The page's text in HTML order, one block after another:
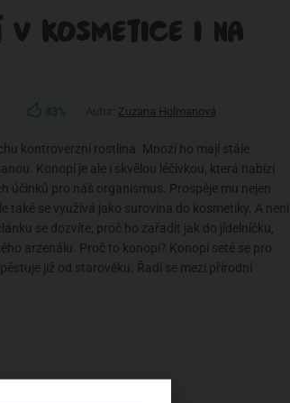
V KOSMETICE I NA
83% Zuzana Holmanová
kontroverzní rostlina. Mnozí ho mají stále
Konopí je ale i skvělou léčivkou, která nabízí
účinků pro náš organismus. Prospěje mu nejen
také se využívá jako surovina do kosmetiky. A není
se dozvíte, proč ho zařadit jak do jídelníčku,
arzenálu. Proč to konopí? Konopí seté se pro
již od starověku. Řadí se mezi přírodní